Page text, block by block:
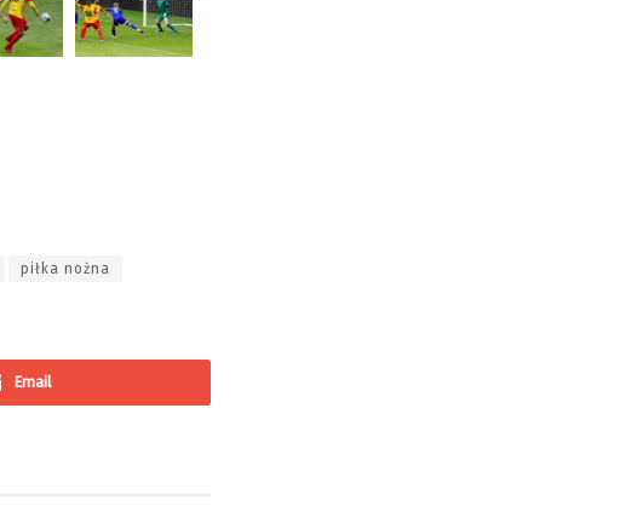
piłka nożna
Email